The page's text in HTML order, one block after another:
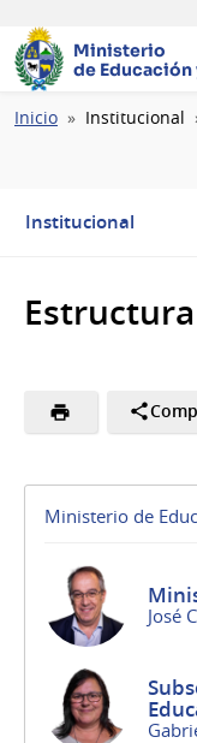
Ministerio
de Educación
Ruta
Inicio Institucional
Institucional
Ministerio de
José